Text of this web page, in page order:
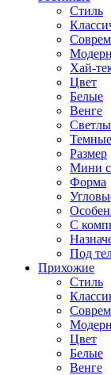
Стиль
Модерн
Хай-
Цвет
Белые
Венге
Темные
Размер
Мини
Форма
С
Под
Прихожие
Стиль
Модерн
Цвет
Белые
Венге